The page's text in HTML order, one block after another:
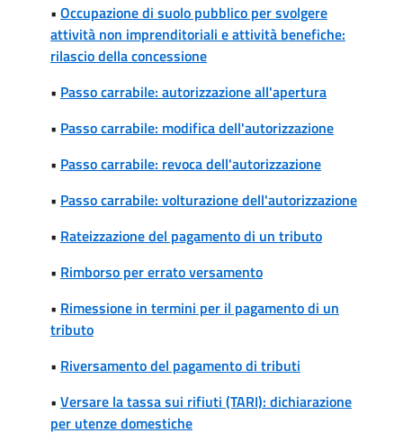
• Occupazione di suolo pubblico per svolgere
attività non imprenditoriali e attività benefiche:
rilascio della concessione
• Passo carrabile: autorizzazione all'apertura
• Passo carrabile: modifica dell'autorizzazione
• Passo carrabile: revoca dell'autorizzazione
• Passo carrabile: volturazione dell'autorizzazione
• Rateizzazione del pagamento di un tributo
• Rimborso per errato versamento
• Rimessione in termini per il pagamento di un
tributo
• Riversamento del pagamento di tributi
• Versare la tassa sui rifiuti (TARI): dichiarazione
per utenze domestiche